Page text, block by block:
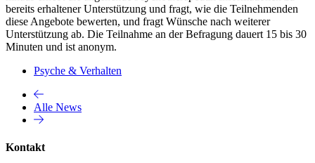
bereits erhaltener Unterstützung und fragt, wie die Teilnehmenden
diese Angebote bewerten, und fragt Wünsche nach weiterer
Unterstützung ab. Die Teilnahme an der Befragung dauert 15 bis 30
Minuten und ist anonym.
Psyche & Verhalten
Alle News
Kontakt